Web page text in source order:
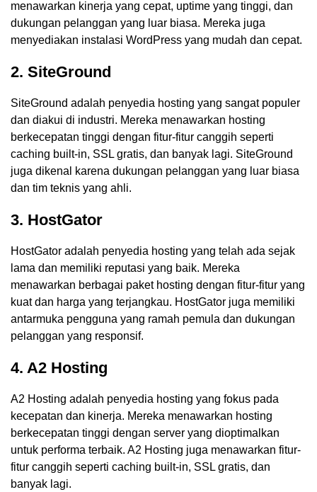
menawarkan kinerja yang cepat, uptime yang tinggi, dan
dukungan pelanggan yang luar biasa. Mereka juga
menyediakan instalasi WordPress yang mudah dan cepat.
2. SiteGround
SiteGround adalah penyedia hosting yang sangat populer
dan diakui di industri. Mereka menawarkan hosting
berkecepatan tinggi dengan fitur-fitur canggih seperti
caching built-in, SSL gratis, dan banyak lagi. SiteGround
juga dikenal karena dukungan pelanggan yang luar biasa
dan tim teknis yang ahli.
3. HostGator
HostGator adalah penyedia hosting yang telah ada sejak
lama dan memiliki reputasi yang baik. Mereka
menawarkan berbagai paket hosting dengan fitur-fitur yang
kuat dan harga yang terjangkau. HostGator juga memiliki
antarmuka pengguna yang ramah pemula dan dukungan
pelanggan yang responsif.
4. A2 Hosting
A2 Hosting adalah penyedia hosting yang fokus pada
kecepatan dan kinerja. Mereka menawarkan hosting
berkecepatan tinggi dengan server yang dioptimalkan
untuk performa terbaik. A2 Hosting juga menawarkan fitur-
fitur canggih seperti caching built-in, SSL gratis, dan
banyak lagi.